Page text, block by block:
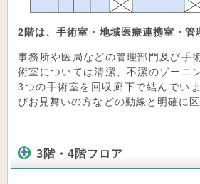
2階は、手術室・地域医療連携室・管
事務所や医局などの管理部門及び手
術室については清潔、不潔のゾーニ
3つの手術室を回収廊下で結んでい
びお見舞いの方などの動線と明確に区
3階・4階フロア